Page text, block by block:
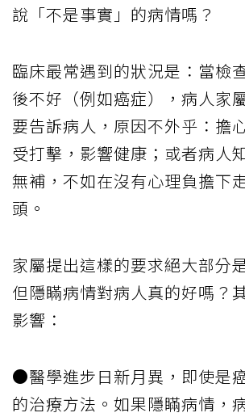
說「不是事實」的病情嗎？
臨床最常遇到的狀況是：當檢
後不好（例如癌症），病人家
要告訴病人，原因不外乎：擔
受打擊，影響健康；或者病人
無補，不如在沒有心理負擔下
頭。
家屬提出這樣的要求絕大部分
但隱瞞病情對病人真的好嗎？
影響：
●醫學進步日新月異，即使是
的治療方法。如果隱瞞病情，